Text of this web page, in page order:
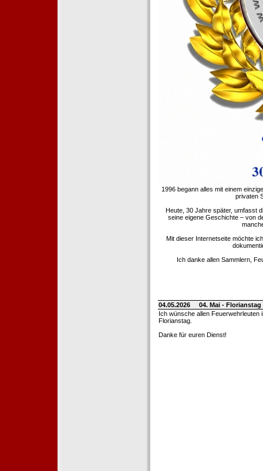
1996 begann alles mit einem
privaten
Heute, 30 Jahre später, umfasst
seine eigene Geschichte – von
Mit dieser Internetseite möchte
Ich danke allen Sammlern,
04.05.2026
04. Mai -
Ich wünsche allen Feuerwehrleuten
Florianstag.
Danke für euren Dienst!